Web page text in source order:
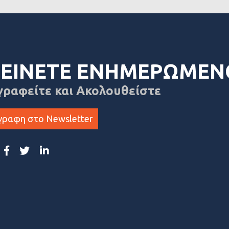
και Ακολουθείστε
στο Newsletter